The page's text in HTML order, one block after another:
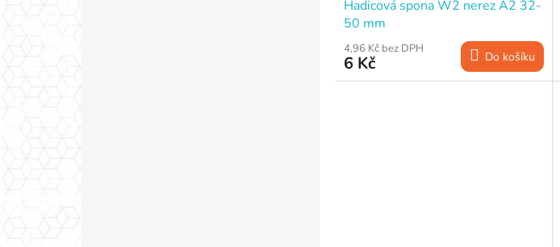
Hadicová spona W2 nerez A2 32-
50 mm
4,96 Kč bez DPH
6 Kč Do košíku